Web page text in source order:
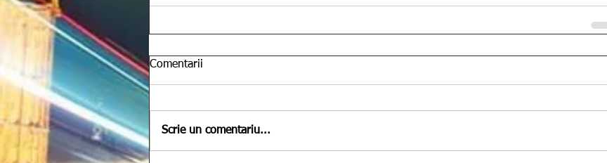
Comentarii
Scrie un comentariu...